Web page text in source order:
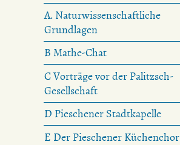
A. Naturwissenschaftliche
Grundlagen
B Mathe-Chat
C Vorträge vor der Palitzsch-
Gesellschaft
D Pieschener Stadtkapelle
E Der Pieschener Küchenchor